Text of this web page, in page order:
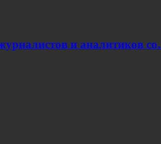
и аналитиков